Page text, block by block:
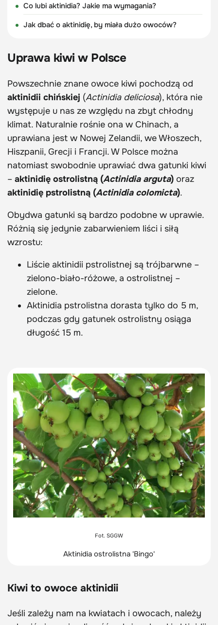
Co lubi aktinidia? Jakie ma wymagania?
Jak dbać o aktinidię, by miała dużo owoców?
Uprawa kiwi w Polsce
Powszechnie znane owoce kiwi pochodzą od
aktinidii chińskiej (Actinidia deliciosa), która nie
występuje u nas ze względu na zbyt chłodny
klimat. Naturalnie rośnie ona w Chinach, a
uprawiana jest w Nowej Zelandii, we Włoszech,
Hiszpanii, Grecji i Francji. W Polsce można
natomiast swobodnie uprawiać dwa gatunki kiwi
– aktinidię ostrolistną (Actinidia arguta) oraz
aktinidię pstrolistną (Actinidia colomicta).
Obydwa gatunki są bardzo podobne w uprawie.
Różnią się jedynie zabarwieniem liści i siłą
wzrostu:
Liście aktinidii pstrolistnej są trójbarwne –
zielono-biało-różowe, a ostrolistnej –
zielone.
Aktinidia pstrolistna dorasta tylko do 5 m,
podczas gdy gatunek ostrolistny osiąga
długość 15 m.
Fot. SGGW
Aktinidia ostrolistna 'Bingo'
Kiwi to owoce aktinidii
Jeśli zależy nam na kwiatach i owocach, należy